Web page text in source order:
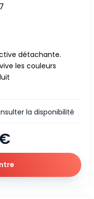
détachante.
les couleurs
la disponibilité